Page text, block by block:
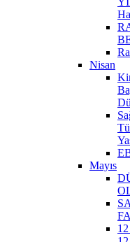
Nisan
Mayıs